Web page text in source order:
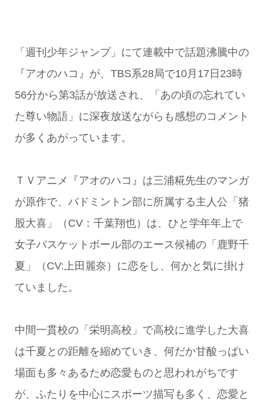
「週刊少年ジャンプ」にて連載中で話題沸騰中の
『アオのハコ』が、TBS系28局で10月17日23時
56分から第3話が放送され、「あの頃の忘れてい
た尊い物語」に深夜放送ながらも感想のコメント
が多くあがっています。
ＴＶアニメ『アオのハコ』は三浦糀先生のマンガ
が原作で、バドミントン部に所属する主人公「猪
股大喜」（CV：千葉翔也）は、ひと学年年上で
女子バスケットボール部のエース候補の「鹿野千
夏」（CV:上田麗奈）に恋をし、何かと気に掛け
ていました。
中間一貫校の「栄明高校」で高校に進学した大喜
は千夏との距離を縮めていき、何だか甘酸っぱい
場面も多々あるため恋愛ものと思われがちです
が、ふたりを中心にスポーツ描写も多く、恋愛と